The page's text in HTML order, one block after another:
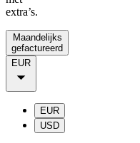
extra’s.
Maandelijks
gefactureerd
EUR
EUR
USD